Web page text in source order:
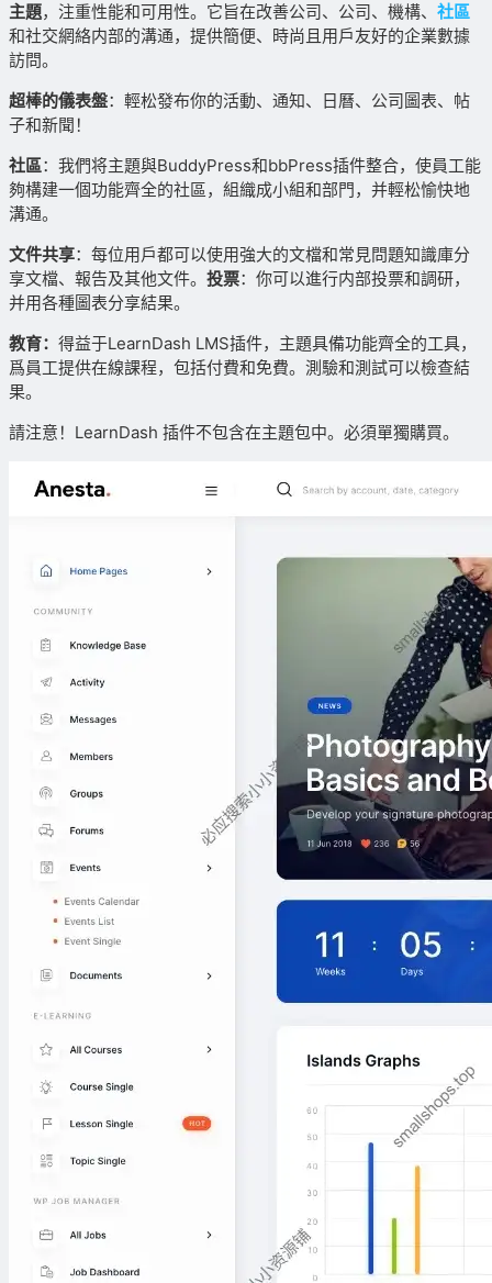
主題，注重性能和可用性。它旨在改善公司、公司、機構、 社區
和社交網絡内部的溝通，提供簡便、時尚且用戶友好的企業數據
訪問。
超棒的儀表盤：輕松發布你的活動、通知、日曆、公司圖表、帖
子和新聞！
社區：我們将主題與BuddyPress和bbPress插件整合，使員工能
夠構建一個功能齊全的社區，組織成小組和部門，并輕松愉快地
溝通。
文件共享：每位用戶都可以使用強大的文檔和常見問題知識庫分
享文檔、報告及其他文件。 投票：你可以進行内部投票和調研，
并用各種圖表分享結果。
教育： 得益于LearnDash LMS插件，主題具備功能齊全的工具，
爲員工提供在線課程，包括付費和免費。測驗和測試可以檢查結
果。
請注意！LearnDash 插件不包含在主題包中。必須單獨購買。